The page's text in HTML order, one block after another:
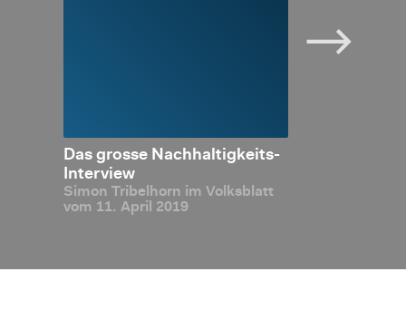
Das gros­se Nach­hal­tig­keits-
In­ter­view
Simon Tri­bel­horn im Volks­blatt
vom 11. April 2019